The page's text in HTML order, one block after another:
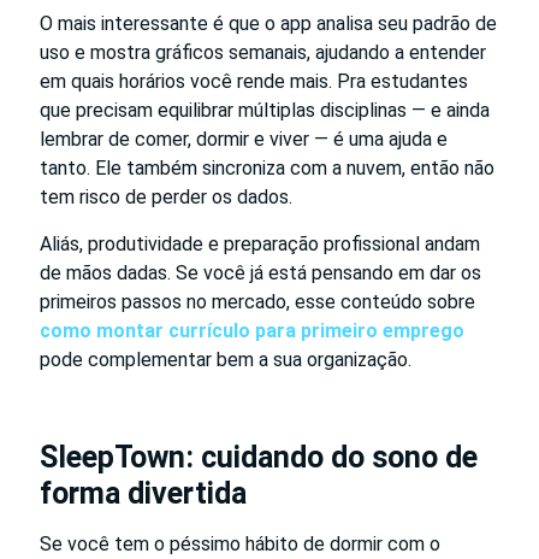
O mais interessante é que o app analisa seu padrão de
uso e mostra gráficos semanais, ajudando a entender
em quais horários você rende mais. Pra estudantes
que precisam equilibrar múltiplas disciplinas — e ainda
lembrar de comer, dormir e viver — é uma ajuda e
tanto. Ele também sincroniza com a nuvem, então não
tem risco de perder os dados.
Aliás, produtividade e preparação profissional andam
de mãos dadas. Se você já está pensando em dar os
primeiros passos no mercado, esse conteúdo sobre
como montar currículo para primeiro emprego
pode complementar bem a sua organização.
SleepTown: cuidando do sono de
forma divertida
Se você tem o péssimo hábito de dormir com o